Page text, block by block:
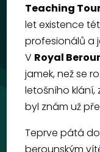
Teaching
let existence
profesionálů a
V Royal
jamek, než se
letošního
byl znám už
Teprve pátá